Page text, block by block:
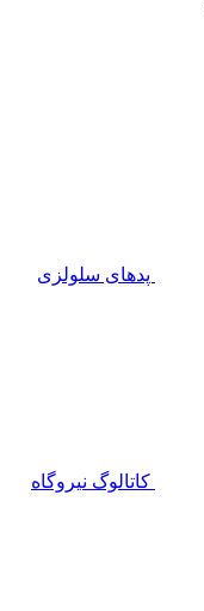
پدهای سلولزی
کاتالوگ نیروگاه